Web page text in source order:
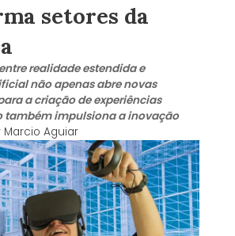
setores da
realidade estendida e
não apenas abre novas
a criação de experiências
também impulsiona a inovação
Marcio Aguiar